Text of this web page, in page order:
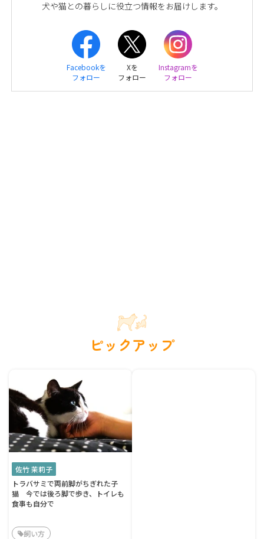
犬や猫との暮らしに役立つ情報をお届けします。
Facebookを
フォロー
Xを
フォロー
Instagramを
フォロー
ピックアップ
佐竹 茉莉子
トラバサミで両前脚がちぎれた子
猫 今では後ろ脚で歩き、トイレも
食事も自分で
飼い方